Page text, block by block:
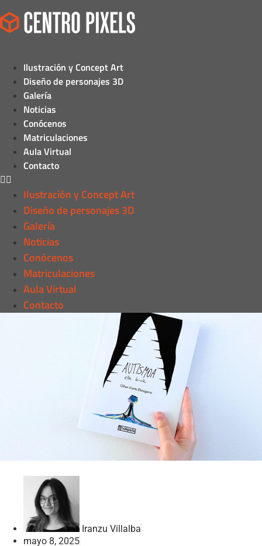
Ilustración y Concept Art
Diseño de personajes 3D
Galería
Noticias
Conócenos
Matriculaciones
Aula Virtual
Contacto
Ilustración y Concept Art
Diseño de personajes 3D
Galería
Noticias
Conócenos
Matriculaciones
Aula Virtual
Contacto
Iranzu Villalba
mayo 8, 2025